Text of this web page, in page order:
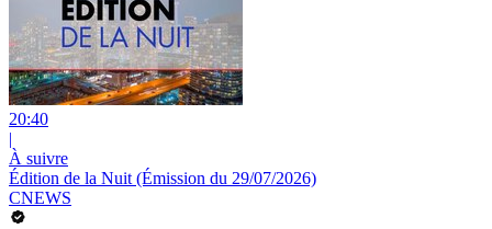
20:40
|
À suivre
Édition de la Nuit (Émission du 29/07/2026)
CNEWS